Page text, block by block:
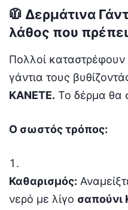
🧥 Δερμάτινα
λάθος που
Πολλοί καταστρέφουν
γάντια τους
ΚΑΝΕΤΕ. Το δέρμα θα
Ο σωστός τρόπος:
Καθαρισμός:
νερό με λίγο σαπούνι